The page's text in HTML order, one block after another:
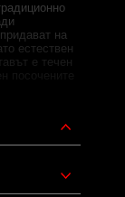
на
естествен
е течен
посочените
напитки.
добре,